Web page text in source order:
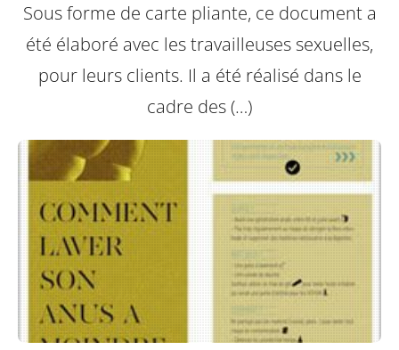
Sous forme de carte pliante, ce document a
été élaboré avec les travailleuses sexuelles,
pour leurs clients. Il a été réalisé dans le
cadre des (…)